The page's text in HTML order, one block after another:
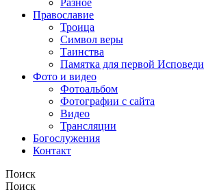
Разное
Православие
Троица
Символ веры
Таинства
Памятка для первой Исповеди
Фото и видео
Фотоальбом
Фотографии с сайта
Видео
Трансляции
Богослужения
Контакт
Поиск
Поиск